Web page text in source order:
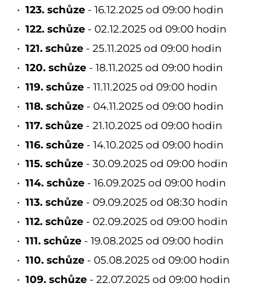
123. schůze- 16.12.2025 od 09:00 hodin
122. schůze- 02.12.2025 od 09:00 hodin
121. schůze- 25.11.2025 od 09:00 hodin
120. schůze- 18.11.2025 od 09:00 hodin
119. schůze- 11.11.2025 od 09:00 hodin
118. schůze- 04.11.2025 od 09:00 hodin
117. schůze- 21.10.2025 od 09:00 hodin
116. schůze- 14.10.2025 od 09:00 hodin
115. schůze- 30.09.2025 od 09:00 hodin
114. schůze- 16.09.2025 od 09:00 hodin
113. schůze- 09.09.2025 od 08:30 hodin
112. schůze- 02.09.2025 od 09:00 hodin
111. schůze- 19.08.2025 od 09:00 hodin
110. schůze- 05.08.2025 od 09:00 hodin
109. schůze- 22.07.2025 od 09:00 hodin